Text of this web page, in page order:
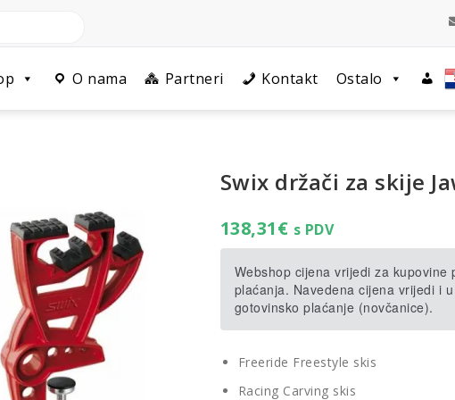
O nama Partneri Kontakt Ostalo
Swix držači za skije
138,31€ s PDV
Webshop cijena vrijedi za kupovine
plaćanja. Navedena cijena vrijedi i
gotovinsko plaćanje (novčanice).
Freeride Freestyle skis
Racing Carving skis